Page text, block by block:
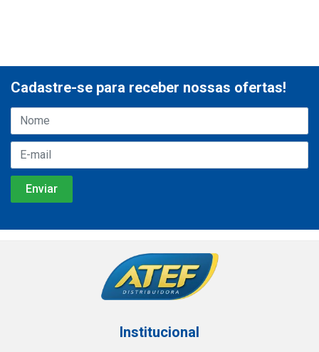
Cadastre-se para receber nossas ofertas!
Institucional